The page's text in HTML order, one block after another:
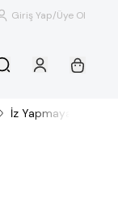
Giriş Yap/Üye Ol
İz Yapmayan Pop-